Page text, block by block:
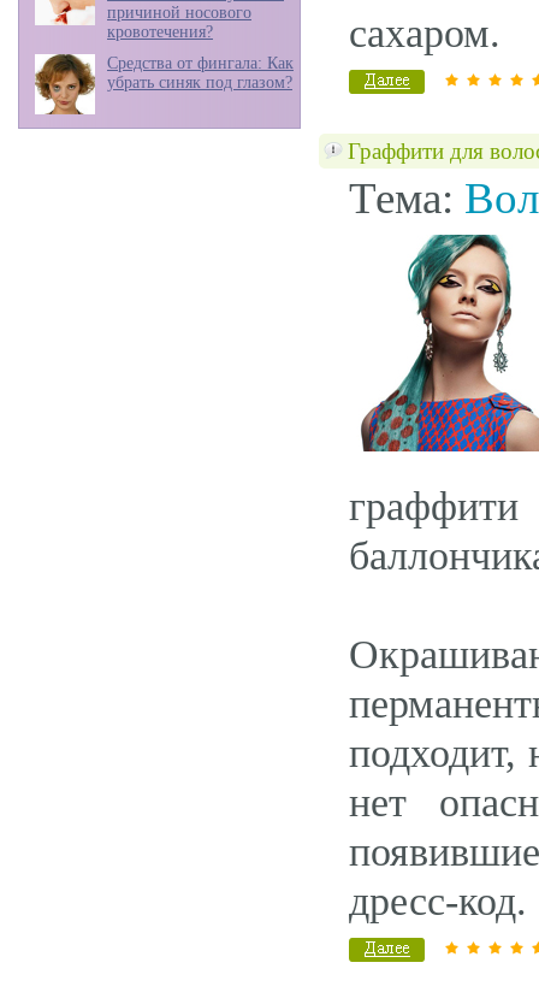
причиной носового
кровотечения?
Средства от фингала: Как
убрать синяк под глазом?
сахаром.
Граффити для
Тема:
граффити
нет
дресс-код.